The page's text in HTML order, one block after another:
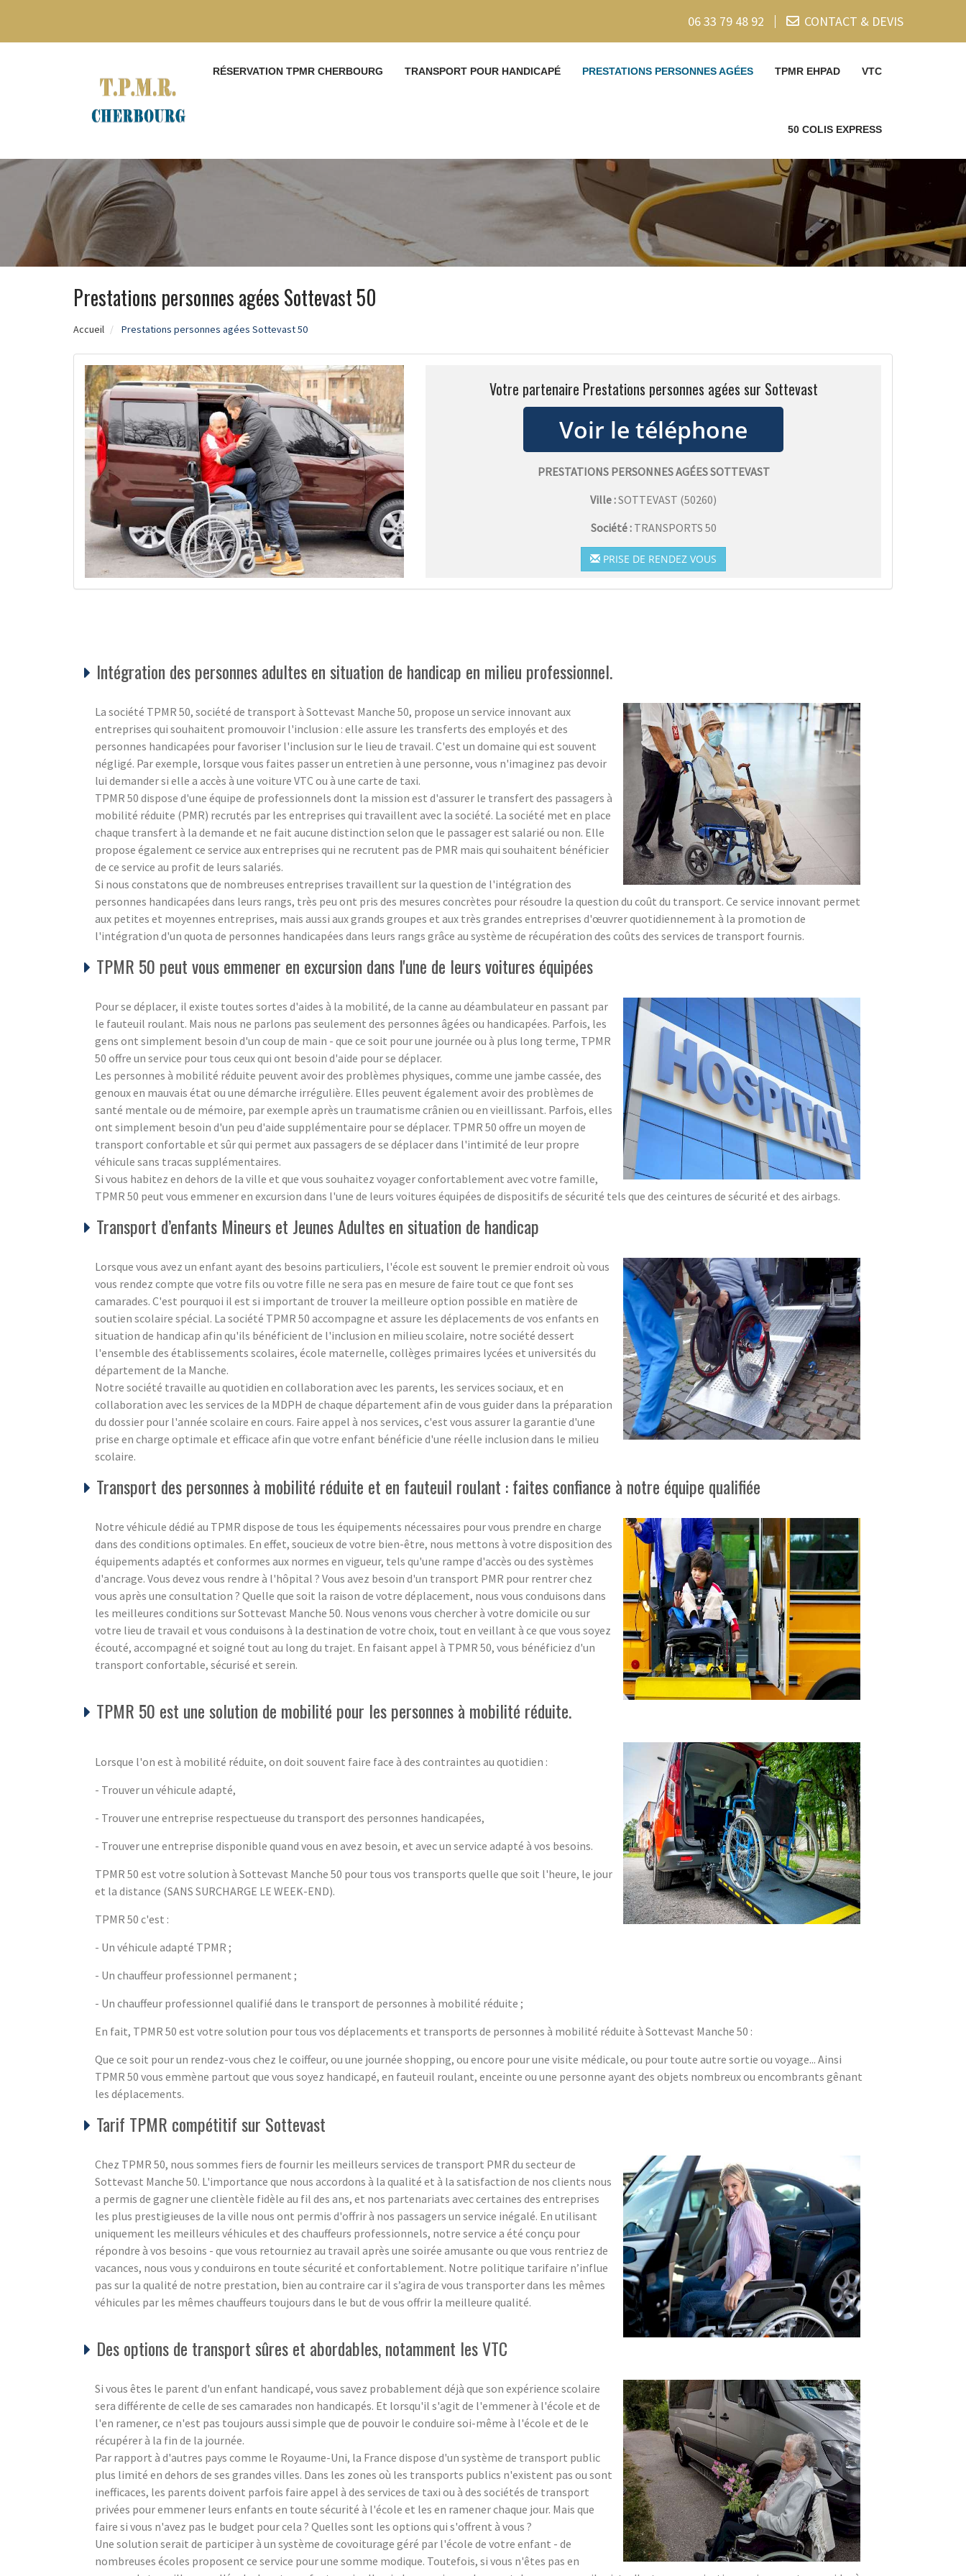
06 33 79 48 92 CONTACT & DEVIS
RÉSERVATION TPMR CHERBOURG TRANSPORT POUR HANDICAPÉ PRESTATIONS PERSONNES AGÉES TPMR EHPAD VTC
50 COLIS EXPRESS
Prestations personnes agées Sottevast 50
Accueil Prestations personnes agées Sottevast 50
Votre partenaire Prestations personnes agées sur Sottevast
PRESTATIONS PERSONNES AGÉES SOTTEVAST
Ville :SOTTEVAST (50260)
Société : TRANSPORTS 50
PRISE DE RENDEZ VOUS
Intégration des personnes adultes en situation de handicap en milieu professionnel.
La société TPMR 50, société de transport à Sottevast Manche 50, propose un service innovant aux
entreprises qui souhaitent promouvoir l'inclusion : elle assure les transferts des employés et des
personnes handicapées pour favoriser l'inclusion sur le lieu de travail. C'est un domaine qui est souvent
négligé. Par exemple, lorsque vous faites passer un entretien à une personne, vous n'imaginez pas devoir
lui demander si elle a accès à une voiture VTC ou à une carte de taxi.
TPMR 50 dispose d'une équipe de professionnels dont la mission est d'assurer le transfert des passagers à
mobilité réduite (PMR) recrutés par les entreprises qui travaillent avec la société. La société met en place
chaque transfert à la demande et ne fait aucune distinction selon que le passager est salarié ou non. Elle
propose également ce service aux entreprises qui ne recrutent pas de PMR mais qui souhaitent bénéficier
de ce service au profit de leurs salariés.
Si nous constatons que de nombreuses entreprises travaillent sur la question de l'intégration des
personnes handicapées dans leurs rangs, très peu ont pris des mesures concrètes pour résoudre la question du coût du transport. Ce service innovant permet
aux petites et moyennes entreprises, mais aussi aux grands groupes et aux très grandes entreprises d'œuvrer quotidiennement à la promotion de
l'intégration d'un quota de personnes handicapées dans leurs rangs grâce au système de récupération des coûts des services de transport fournis.
TPMR 50 peut vous emmener en excursion dans l'une de leurs voitures équipées
Pour se déplacer, il existe toutes sortes d'aides à la mobilité, de la canne au déambulateur en passant par
le fauteuil roulant. Mais nous ne parlons pas seulement des personnes âgées ou handicapées. Parfois, les
gens ont simplement besoin d'un coup de main - que ce soit pour une journée ou à plus long terme, TPMR
50 offre un service pour tous ceux qui ont besoin d'aide pour se déplacer.
Les personnes à mobilité réduite peuvent avoir des problèmes physiques, comme une jambe cassée, des
genoux en mauvais état ou une démarche irrégulière. Elles peuvent également avoir des problèmes de
santé mentale ou de mémoire, par exemple après un traumatisme crânien ou en vieillissant. Parfois, elles
ont simplement besoin d'un peu d'aide supplémentaire pour se déplacer. TPMR 50 offre un moyen de
transport confortable et sûr qui permet aux passagers de se déplacer dans l'intimité de leur propre
véhicule sans tracas supplémentaires.
Si vous habitez en dehors de la ville et que vous souhaitez voyager confortablement avec votre famille,
TPMR 50 peut vous emmener en excursion dans l'une de leurs voitures équipées de dispositifs de sécurité tels que des ceintures de sécurité et des airbags.
Transport d’enfants Mineurs et Jeunes Adultes en situation de handicap
Lorsque vous avez un enfant ayant des besoins particuliers, l'école est souvent le premier endroit où vous
vous rendez compte que votre fils ou votre fille ne sera pas en mesure de faire tout ce que font ses
camarades. C'est pourquoi il est si important de trouver la meilleure option possible en matière de
soutien scolaire spécial. La société TPMR 50 accompagne et assure les déplacements de vos enfants en
situation de handicap afin qu'ils bénéficient de l'inclusion en milieu scolaire, notre société dessert
l'ensemble des établissements scolaires, école maternelle, collèges primaires lycées et universités du
département de la Manche.
Notre société travaille au quotidien en collaboration avec les parents, les services sociaux, et en
collaboration avec les services de la MDPH de chaque département afin de vous guider dans la préparation
du dossier pour l'année scolaire en cours. Faire appel à nos services, c'est vous assurer la garantie d'une
prise en charge optimale et efficace afin que votre enfant bénéficie d'une réelle inclusion dans le milieu
scolaire.
Transport des personnes à mobilité réduite et en fauteuil roulant : faites confiance à notre équipe qualifiée
Notre véhicule dédié au TPMR dispose de tous les équipements nécessaires pour vous prendre en charge
dans des conditions optimales. En effet, soucieux de votre bien-être, nous mettons à votre disposition des
équipements adaptés et conformes aux normes en vigueur, tels qu'une rampe d'accès ou des systèmes
d'ancrage. Vous devez vous rendre à l'hôpital ? Vous avez besoin d'un transport PMR pour rentrer chez
vous après une consultation ? Quelle que soit la raison de votre déplacement, nous vous conduisons dans
les meilleures conditions sur Sottevast Manche 50. Nous venons vous chercher à votre domicile ou sur
votre lieu de travail et vous conduisons à la destination de votre choix, tout en veillant à ce que vous soyez
écouté, accompagné et soigné tout au long du trajet. En faisant appel à TPMR 50, vous bénéficiez d'un
transport confortable, sécurisé et serein.
TPMR 50 est une solution de mobilité pour les personnes à mobilité réduite.
Lorsque l'on est à mobilité réduite, on doit souvent faire face à des contraintes au quotidien :
- Trouver un véhicule adapté,
- Trouver une entreprise respectueuse du transport des personnes handicapées,
- Trouver une entreprise disponible quand vous en avez besoin, et avec un service adapté à vos besoins.
TPMR 50 est votre solution à Sottevast Manche 50 pour tous vos transports quelle que soit l'heure, le jour
et la distance (SANS SURCHARGE LE WEEK-END).
TPMR 50 c'est :
- Un véhicule adapté TPMR ;
- Un chauffeur professionnel permanent ;
- Un chauffeur professionnel qualifié dans le transport de personnes à mobilité réduite ;
En fait, TPMR 50 est votre solution pour tous vos déplacements et transports de personnes à mobilité réduite à Sottevast Manche 50 :
Que ce soit pour un rendez-vous chez le coiffeur, ou une journée shopping, ou encore pour une visite médicale, ou pour toute autre sortie ou voyage... Ainsi
TPMR 50 vous emmène partout que vous soyez handicapé, en fauteuil roulant, enceinte ou une personne ayant des objets nombreux ou encombrants gênant
les déplacements.
Tarif TPMR compétitif sur Sottevast
Chez TPMR 50, nous sommes fiers de fournir les meilleurs services de transport PMR du secteur de
Sottevast Manche 50. L'importance que nous accordons à la qualité et à la satisfaction de nos clients nous
a permis de gagner une clientèle fidèle au fil des ans, et nos partenariats avec certaines des entreprises
les plus prestigieuses de la ville nous ont permis d'offrir à nos passagers un service inégalé. En utilisant
uniquement les meilleurs véhicules et des chauffeurs professionnels, notre service a été conçu pour
répondre à vos besoins - que vous retourniez au travail après une soirée amusante ou que vous rentriez de
vacances, nous vous y conduirons en toute sécurité et confortablement. Notre politique tarifaire n’influe
pas sur la qualité de notre prestation, bien au contraire car il s’agira de vous transporter dans les mêmes
véhicules par les mêmes chauffeurs toujours dans le but de vous offrir la meilleure qualité.
Des options de transport sûres et abordables, notamment les VTC
Si vous êtes le parent d'un enfant handicapé, vous savez probablement déjà que son expérience scolaire
sera différente de celle de ses camarades non handicapés. Et lorsqu'il s'agit de l'emmener à l'école et de
l'en ramener, ce n'est pas toujours aussi simple que de pouvoir le conduire soi-même à l'école et de le
récupérer à la fin de la journée.
Par rapport à d'autres pays comme le Royaume-Uni, la France dispose d'un système de transport public
plus limité en dehors de ses grandes villes. Dans les zones où les transports publics n'existent pas ou sont
inefficaces, les parents doivent parfois faire appel à des services de taxi ou à des sociétés de transport
privées pour emmener leurs enfants en toute sécurité à l'école et les en ramener chaque jour. Mais que
faire si vous n'avez pas le budget pour cela ? Quelles sont les options qui s'offrent à vous ?
Une solution serait de participer à un système de covoiturage géré par l'école de votre enfant - de
nombreuses écoles proposent ce service pour une somme modique. Toutefois, si vous n'êtes pas en